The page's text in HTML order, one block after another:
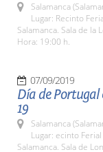
Salamanca
Lugar: Recinto
Salamanca. Sala de la
Hora: 19:00 h.
07/09/2019
Día de Portugal
19
Salamanca
Lugar: ecinto
Salamanca. Sala de